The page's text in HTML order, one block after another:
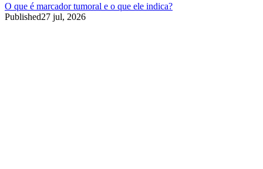
O que é marcador tumoral e o que ele indica?
Published27 jul, 2026